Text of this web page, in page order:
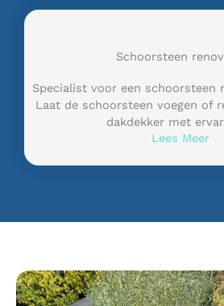
Schoorsteen
Specialist voor een schoorsteen
Laat de schoorsteen voegen of
dakdekker met
Lees Meer